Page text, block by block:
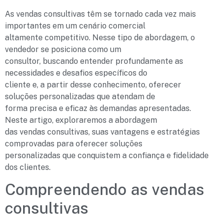
As vendas consultivas têm se tornado cada vez mais
importantes em um cenário comercial
altamente competitivo. Nesse tipo de abordagem, o
vendedor se posiciona como um
consultor, buscando entender profundamente as
necessidades e desafios específicos do
cliente e, a partir desse conhecimento, oferecer
soluções personalizadas que atendam de
forma precisa e eficaz às demandas apresentadas.
Neste artigo, exploraremos a abordagem
das vendas consultivas, suas vantagens e estratégias
comprovadas para oferecer soluções
personalizadas que conquistem a confiança e fidelidade
dos clientes.
Compreendendo as vendas
consultivas